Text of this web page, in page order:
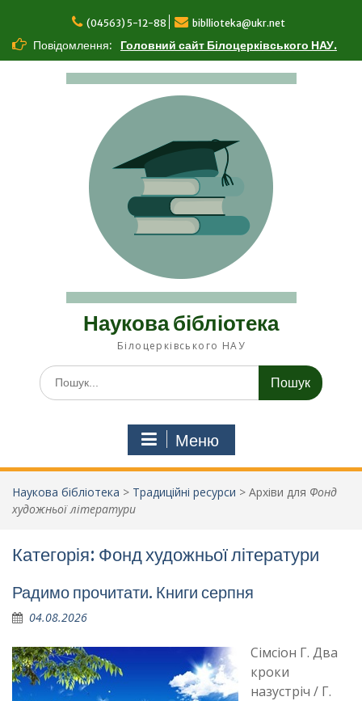
вмісту
(04563) 5-12-88 bibllioteka@ukr.net
Повідомлення: Головний сайт Білоцерківського НАУ.
Наукова бібліотека
Білоцерківського НАУ
Шукати:
Меню
Наукова бібліотека > Традиційні ресурси > Архіви для Фонд
художньої літератури
Категорія: Фонд художньої літератури
Радимо прочитати. Книги серпня
04.08.2026
Сімсіон Г. Два
кроки
назустріч / Г.